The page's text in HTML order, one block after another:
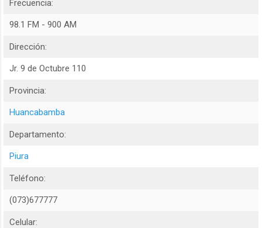
Frecuencia:
98.1 FM - 900 AM
Dirección:
Jr. 9 de Octubre 110
Provincia:
Huancabamba
Departamento:
Piura
Teléfono:
(073)677777
Celular: